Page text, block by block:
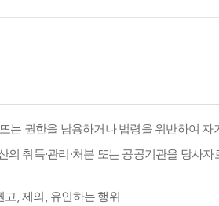
는 권한을 남용하거나 법령을 위반하여
의 취득·관리·처분 또는 공공기관을 당사
고, 제의, 유인하는 행위